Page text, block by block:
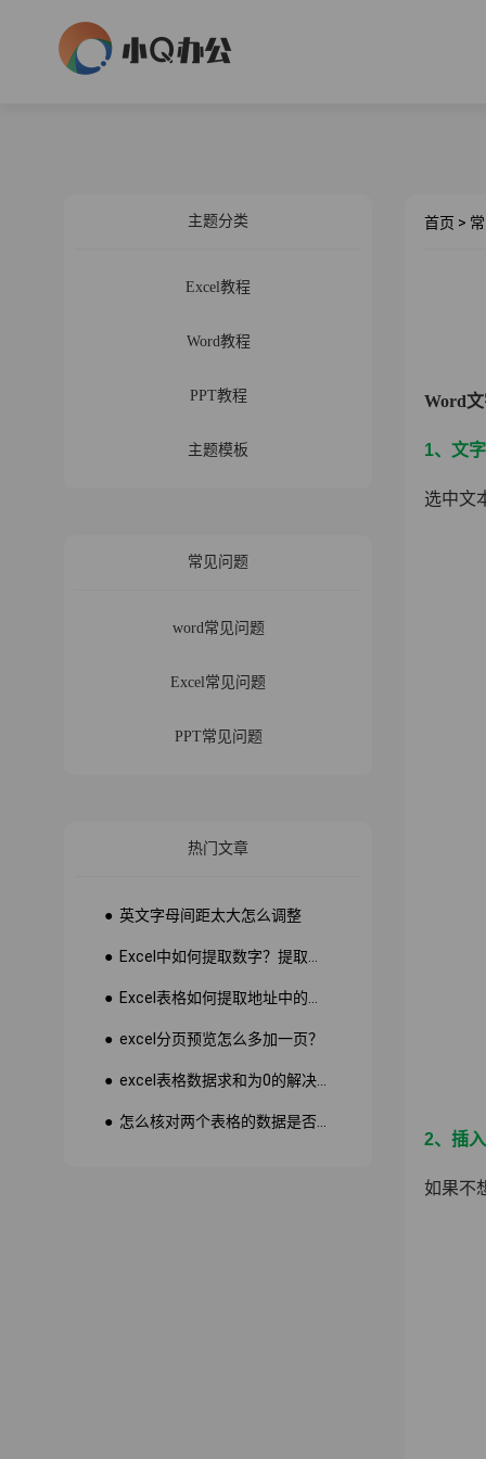
主题分类
Excel教程
Word教程
PPT教程
主题模板
常见问题
word常见问题
Excel常见问题
PPT常见问题
热门文章
● 英文字母间距太大怎么调整
● excel分页预览怎么多加一页？
首页 >
Word
1、文
选中文
2、插
如果不